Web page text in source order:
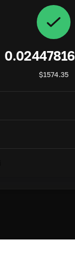
0.02447816
$1574.35